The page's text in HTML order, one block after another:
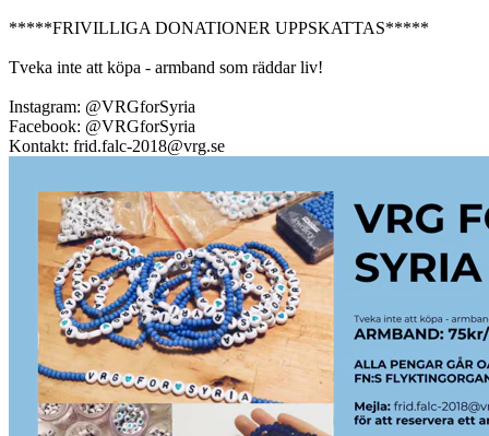
*****FRIVILLIGA DONATIONER UPPSKATTAS*****
Tveka inte att köpa - armband som räddar liv!
Instagram: @VRGforSyria
Facebook: @VRGforSyria
Kontakt: frid.falc-2018@vrg.se